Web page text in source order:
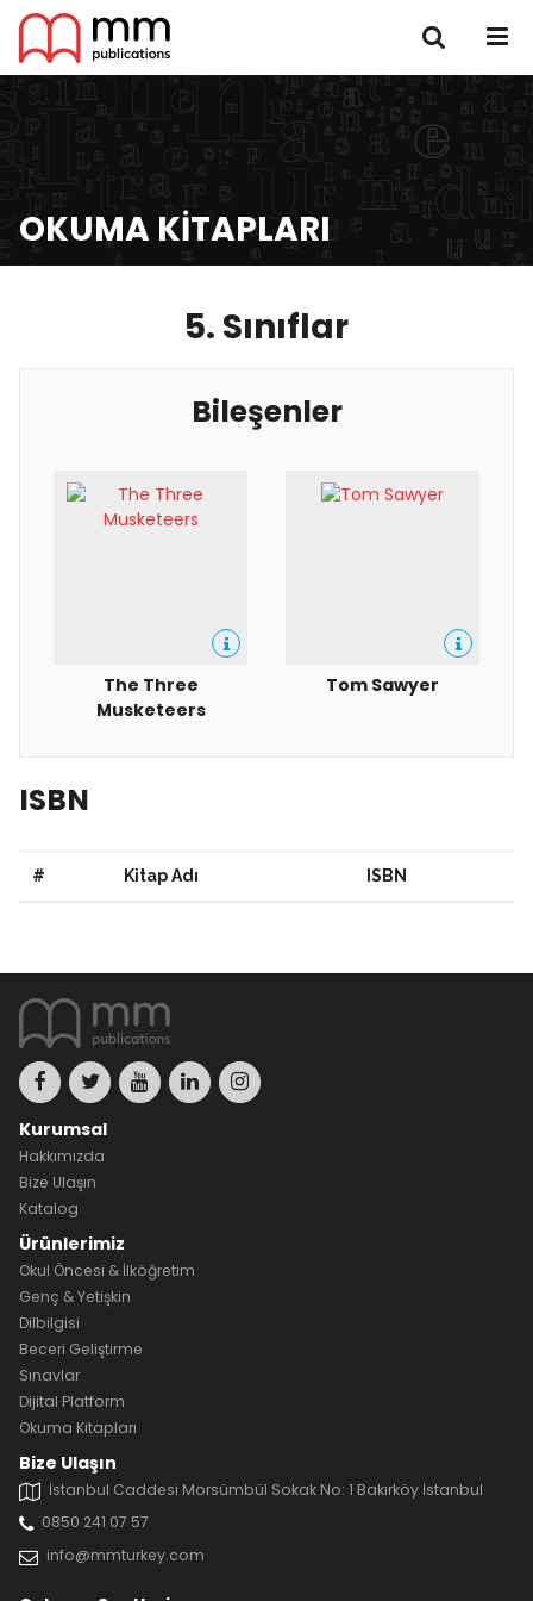
OKUMA KITAPLARI
5. Sınıflar
Bileşenler
The Three
Musketeers
Tom Sawyer
ISBN
# Kitap Adı ISBN
Kurumsal
Hakkımızda
Bize Ulaşın
Katalog
Ürünlerimiz
Okul Öncesi & İlköğretim
Genç & Yetişkin
Dilbilgisi
Beceri Geliştirme
Sınavlar
Dijital Platform
Okuma Kitapları
Bize Ulaşın
İstanbul Caddesi Morsümbül Sokak No: 1 Bakırköy İstanbul
0850 241 07 57
info@mmturkey.com